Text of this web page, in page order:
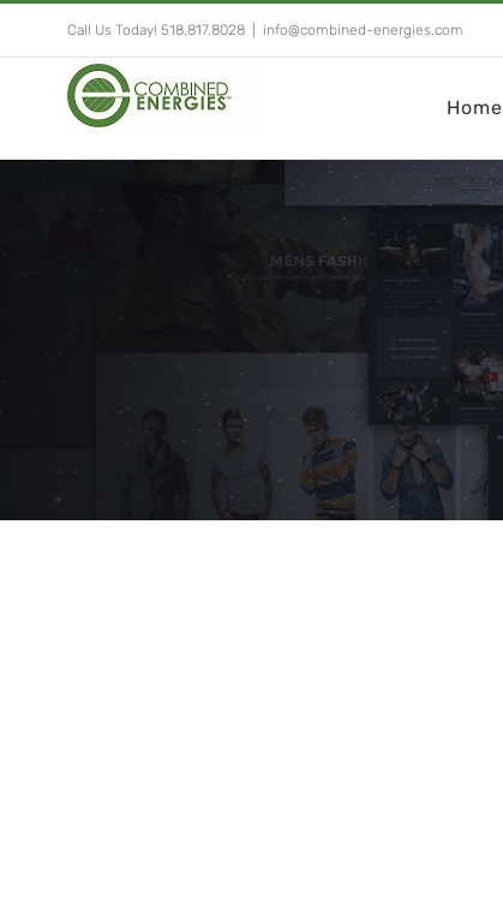
Call Us Today! 518.817.8028 info@combined-energies.com
Home